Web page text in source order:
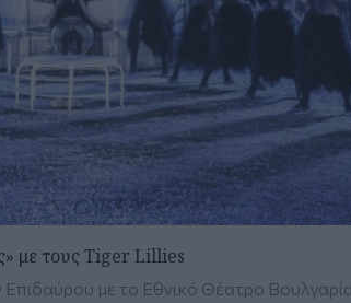
με τους Tiger Lillies
με το Εθνικό Θέατρο